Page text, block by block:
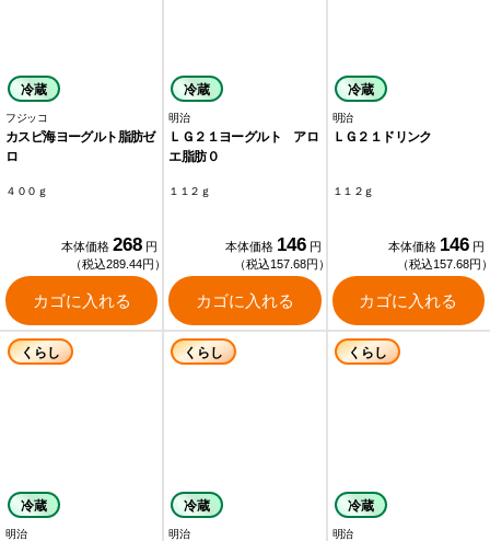
冷蔵
フジッコ
カスピ海ヨーグルト脂肪ゼ
ロ
４００ｇ
本体価格 268 円
（税込289.44円）
カゴに入れる
冷蔵
明治
ＬＧ２１ヨーグルト アロ
エ脂肪０
１１２ｇ
本体価格 146 円
（税込157.68円）
カゴに入れる
冷蔵
明治
ＬＧ２１ドリンク
１１２ｇ
本体価格 146 円
（税込157.68円
カゴに入れる
くらし
冷蔵
明治
くらし
冷蔵
明治
くらし
冷蔵
明治